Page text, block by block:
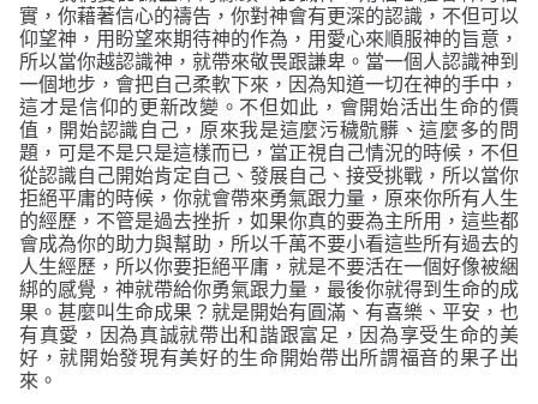
實，你藉著信心的禱告，你對神會有更深的認識，不但可以
仰望神，用盼望來期待神的作為，用愛心來順服神的旨意，
所以當你越認識神，就帶來敬畏跟謙卑。當一個人認識神到
一個地步，會把自己柔軟下來，因為知道一切在神的手中，
這才是信仰的更新改變。不但如此，會開始活出生命的價
值，開始認識自己，原來我是這麼污穢骯髒、這麼多的問
題，可是不是只是這樣而已，當正視自己情況的時候，不但
從認識自己開始肯定自己、發展自己、接受挑戰，所以當你
拒絕平庸的時候，你就會帶來勇氣跟力量，原來你所有人生
的經歷，不管是過去挫折，如果你真的要為主所用，這些都
會成為你的助力與幫助，所以千萬不要小看這些所有過去的
人生經歷，所以你要拒絕平庸，就是不要活在一個好像被綑
綁的感覺，神就帶給你勇氣跟力量，最後你就得到生命的成
果。甚麼叫生命成果 ？ 就是開始有圓滿、有喜樂、平安，也
有真愛，因為真誠就帶出和諧跟富足，因為享受生命的美
好，就開始發現有美好的生命開始帶出所謂福音的果子出
來。